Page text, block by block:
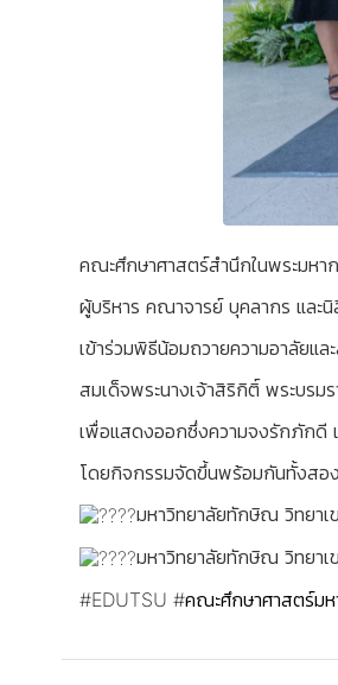
คณะศึกษาศาสตร์สำนึกในพระมห
ผู้บริหาร คณาจารย์ บุคลากร แล
เข้าร่วมพิธีน้อมถวายความอาลัยแ
สมเด็จพระนางเจ้าสิริกิติ์ พระบร
เพื่อแสดงออกซึ่งความจงรักภักดี
โดยกิจกรรมจัดขึ้นพร้อมกันทั้งสอ
มหาวิทยาลัยทักษิณ วิทยา
มหาวิทยาลัยทักษิณ วิทยาเ
#EDUTSU #คณะศึกษาศาสตร์ม